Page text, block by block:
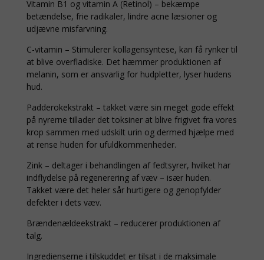
Vitamin B1 og vitamin A (Retinol) – bekæmpe
betændelse, frie radikaler, lindre acne læsioner og
udjævne misfarvning.
C-vitamin – Stimulerer kollagensyntese, kan få rynker til
at blive overfladiske. Det hæmmer produktionen af
melanin, som er ansvarlig for hudpletter, lyser hudens
hud.
Padderokekstrakt – takket være sin meget gode effekt
på nyrerne tillader det toksiner at blive frigivet fra vores
krop sammen med udskilt urin og dermed hjælpe med
at rense huden for ufuldkommenheder.
Zink – deltager i behandlingen af fedtsyrer, hvilket har
indflydelse på regenerering af væv – især huden.
Takket være det heler sår hurtigere og genopfylder
defekter i dets væv.
Brændenældeekstrakt – reducerer produktionen af
talg.
Ingredienserne i tilskuddet er tilsat i de maksimale